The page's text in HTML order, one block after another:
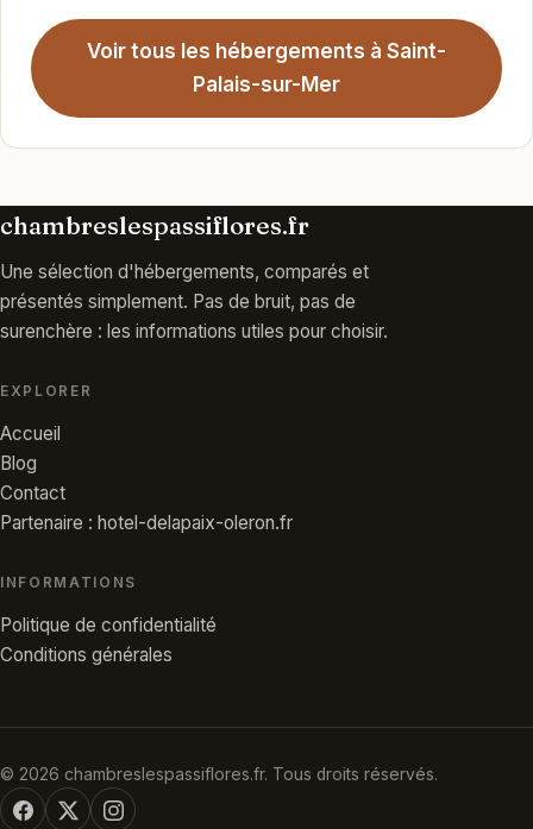
Voir tous les hébergements à Saint-
Palais-sur-Mer
chambreslespassiflores.fr
Une sélection d'hébergements, comparés et
présentés simplement. Pas de bruit, pas de
surenchère : les informations utiles pour choisir.
EXPLORER
Accueil
Blog
Contact
Partenaire : hotel-delapaix-oleron.fr
INFORMATIONS
Politique de confidentialité
Conditions générales
© 2026 chambreslespassiflores.fr. Tous droits réservés.